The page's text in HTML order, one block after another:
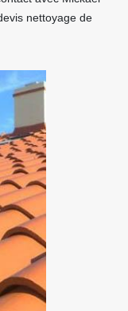
nettoyage de